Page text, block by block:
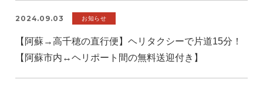
2024.09.03 お知らせ
【阿蘇→高千穂の直行便】ヘリタクシーで片道15分！
【阿蘇市内↔️ヘリポート間の無料送迎付き】